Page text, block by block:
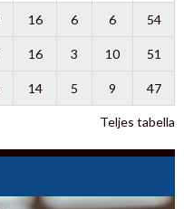
16 6 6 54
16 3 10 51
14 5 9 47
Teljes tabella